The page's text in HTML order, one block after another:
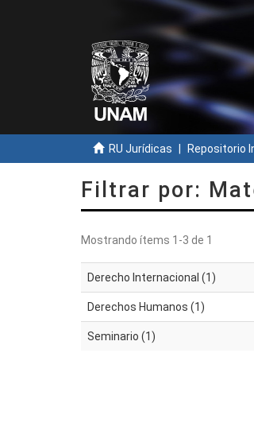
RU Jurídicas Repositorio
Filtrar por:
Mostrando ítems 1-3 de 1
Derecho Internacional (1)
Derechos Humanos (1)
Seminario (1)